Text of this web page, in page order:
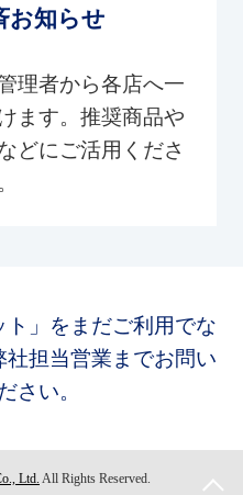
お知らせ
理者から各店へ一
ます。推奨商品や
どにご活用くださ
ト」をまだご利用でな
担当営業までお問い
さい。
Ltd. All Rights Reserved.